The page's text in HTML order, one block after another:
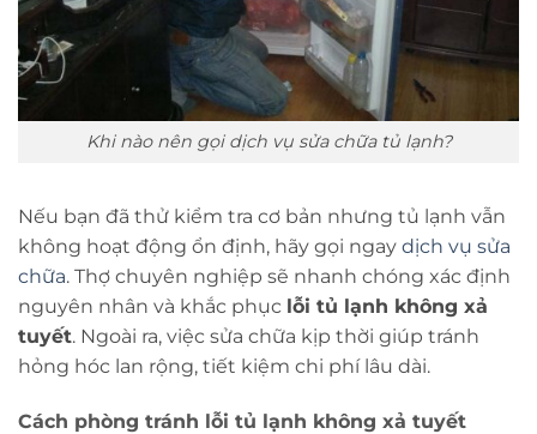
Khi nào nên gọi dịch vụ sửa chữa tủ lạnh?
Nếu bạn đã thử kiểm tra cơ bản nhưng tủ lạnh vẫn
không hoạt động ổn định, hãy gọi ngay dịch vụ sửa
chữa. Thợ chuyên nghiệp sẽ nhanh chóng xác định
nguyên nhân và khắc phục lỗi tủ lạnh không xả
tuyết. Ngoài ra, việc sửa chữa kịp thời giúp tránh
hỏng hóc lan rộng, tiết kiệm chi phí lâu dài.
Cách phòng tránh lỗi tủ lạnh không xả tuyết